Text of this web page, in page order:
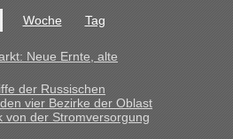
Woche Tag
Neue Ernte, alte
der Russischen
vier Bezirke der Oblast
von der Stromversorgung